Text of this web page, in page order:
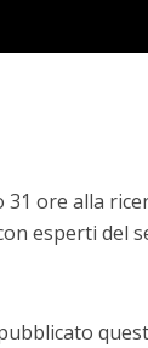
ore alla
esperti del